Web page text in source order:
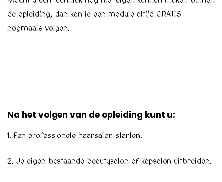
de opleiding, dan kan je een module altijd GRATIS
nogmaals volgen.
Na het volgen van de opleiding kunt u:
1. Een professionele haarsalon starten.
2. Je eigen bestaande beautysalon of kapsalon uitbreiden.